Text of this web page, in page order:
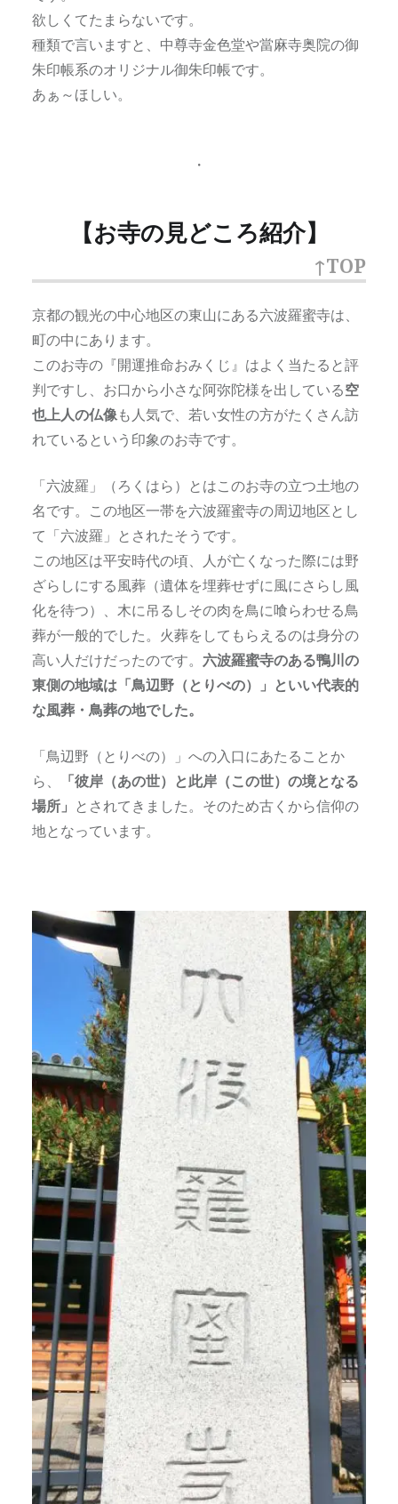
欲しくてたまらないです。
種類で言いますと、中尊寺金色堂や當麻寺奥院の御
朱印帳系のオリジナル御朱印帳です。
あぁ～ほしい。
・
【お寺の見どころ紹介】
↑TOP
京都の観光の中心地区の東山にある六波羅蜜寺は、
町の中にあります。
このお寺の『開運推命おみくじ』はよく当たると評
判ですし、お口から小さな阿弥陀様を出している空
也上人の仏像 も人気で、若い女性の方がたくさん訪
れているという印象のお寺です。
「六波羅」（ろくはら）とはこのお寺の立つ土地の
名です。この地区一帯を六波羅蜜寺の周辺地区とし
て「六波羅」とされたそうです。
この地区は平安時代の頃、人が亡くなった際には野
ざらしにする風葬（遺体を埋葬せずに風にさらし風
化を待つ）、木に吊るしその肉を鳥に喰らわせる鳥
葬が一般的でした。火葬をしてもらえるのは身分の
高い人だけだったのです。 六波羅蜜寺のある鴨川の
東側の地域は「鳥辺野（とりべの）」といい代表的
な風葬・鳥葬の地でした。
「鳥辺野（とりべの）」への入口にあたることか
ら、
「彼岸（あの世）と此岸（この世）の境となる
場所」
とされてきました。そのため古くから信仰の
地となっています。